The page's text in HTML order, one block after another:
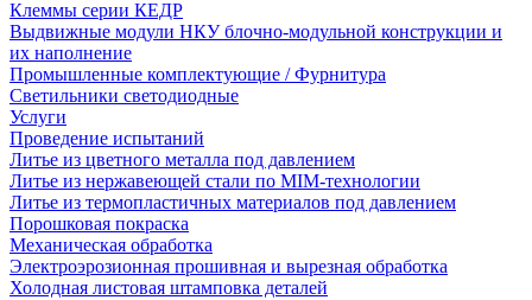
Клеммы серии КЕДР
Выдвижные модули НКУ блочно-модульной конструкции и
их наполнение
Промышленные комплектующие / Фурнитура
Светильники светодиодные
Услуги
Проведение испытаний
Литье из цветного металла под давлением
Литье из нержавеющей стали по MIM-технологии
Литье из термопластичных материалов под давлением
Порошковая покраска
Механическая обработка
Электроэрозионная прошивная и вырезная обработка
Холодная листовая штамповка деталей